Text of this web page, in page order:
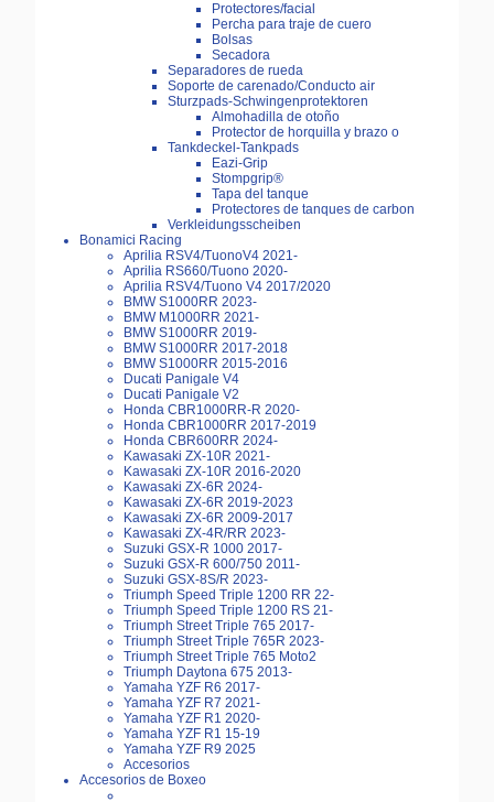
Protectores/facial
Percha para traje de cuero
Bolsas
Secadora
Separadores de rueda
Soporte de carenado/Conducto air
Sturzpads-Schwingenprotektoren
Almohadilla de otoño
Protector de horquilla y brazo o
Tankdeckel-Tankpads
Eazi-Grip
Stompgrip®
Tapa del tanque
Protectores de tanques de carbon
Verkleidungsscheiben
Bonamici Racing
Aprilia RSV4/TuonoV4 2021-
Aprilia RS660/Tuono 2020-
Aprilia RSV4/Tuono V4 2017/2020
BMW S1000RR 2023-
BMW M1000RR 2021-
BMW S1000RR 2019-
BMW S1000RR 2017-2018
BMW S1000RR 2015-2016
Ducati Panigale V4
Ducati Panigale V2
Honda CBR1000RR-R 2020-
Honda CBR1000RR 2017-2019
Honda CBR600RR 2024-
Kawasaki ZX-10R 2021-
Kawasaki ZX-10R 2016-2020
Kawasaki ZX-6R 2024-
Kawasaki ZX-6R 2019-2023
Kawasaki ZX-6R 2009-2017
Kawasaki ZX-4R/RR 2023-
Suzuki GSX-R 1000 2017-
Suzuki GSX-R 600/750 2011-
Suzuki GSX-8S/R 2023-
Triumph Speed Triple 1200 RR 22-
Triumph Speed Triple 1200 RS 21-
Triumph Street Triple 765 2017-
Triumph Street Triple 765R 2023-
Triumph Street Triple 765 Moto2
Triumph Daytona 675 2013-
Yamaha YZF R6 2017-
Yamaha YZF R7 2021-
Yamaha YZF R1 2020-
Yamaha YZF R1 15-19
Yamaha YZF R9 2025
Accesorios
Accesorios de Boxeo